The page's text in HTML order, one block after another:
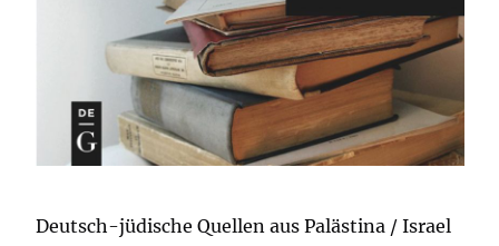
Deutsch-jüdische Quellen aus Palästina / Israel